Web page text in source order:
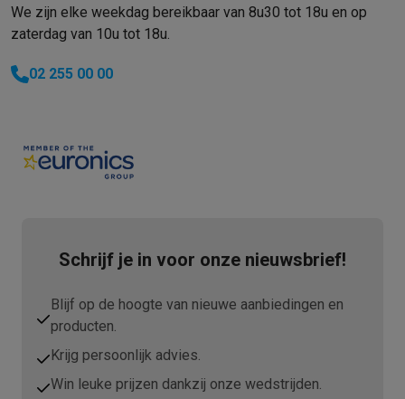
We zijn elke weekdag bereikbaar van 8u30 tot 18u en op
zaterdag van 10u tot 18u.
02 255 00 00
Schrijf je in voor onze nieuwsbrief!
Blijf op de hoogte van nieuwe aanbiedingen en
producten.
Krijg persoonlijk advies.
Win leuke prijzen dankzij onze wedstrijden.